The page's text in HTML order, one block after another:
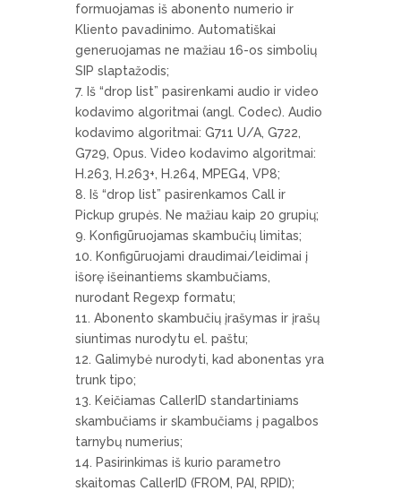
formuojamas iš abonento numerio ir
Kliento pavadinimo. Automatiškai
generuojamas ne mažiau 16-os simbolių
SIP slaptažodis;
Iš “drop list” pasirenkami audio ir video
kodavimo algoritmai (angl. Codec). Audio
kodavimo algoritmai: G711 U/A, G722,
G729, Opus. Video kodavimo algoritmai:
H.263, H.263+, H.264, MPEG4, VP8;
Iš “drop list” pasirenkamos Call ir
Pickup grupės. Ne mažiau kaip 20 grupių;
Konfigūruojamas skambučių limitas;
Konfigūruojami draudimai/leidimai į
išorę išeinantiems skambučiams,
nurodant Regexp formatu;
Abonento skambučių įrašymas ir įrašų
siuntimas nurodytu el. paštu;
Galimybė nurodyti, kad abonentas yra
trunk tipo;
Keičiamas CallerID standartiniams
skambučiams ir skambučiams į pagalbos
tarnybų numerius;
Pasirinkimas iš kurio parametro
skaitomas CallerID (FROM, PAI, RPID);